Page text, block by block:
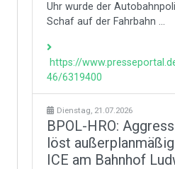
Uhr wurde der
Schaf auf der Fahrbahn ...
https://
46/6319400
Dienstag, 21.07.2026
BPOL-HRO:
löst
ICE am Bahnhof